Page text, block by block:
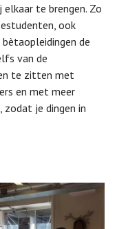
te brengen. Zo
ook
de
van de
te zitten met
en met meer
zodat je dingen in